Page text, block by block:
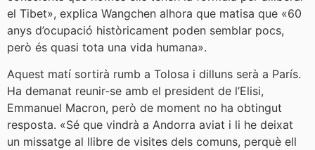
el Tibet», explica Wangchen alhora que matisa que «60
anys d’ocupació històricament poden semblar pocs,
però és quasi tota una vida humana».
Aquest matí sortirà rumb a Tolosa i dilluns serà a París.
Ha demanat reunir-se amb el president de l’Elisi,
Emmanuel Macron, però de moment no ha obtingut
resposta. «Sé que vindrà a Andorra aviat i li he deixat
un missatge al llibre de visites dels comuns, perquè ell